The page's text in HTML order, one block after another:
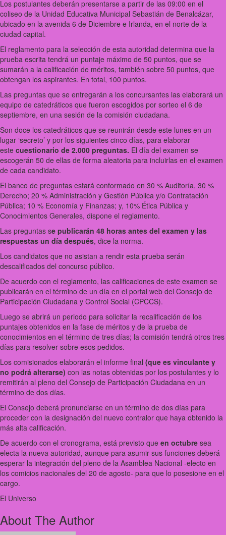
Los postulantes deberán presentarse a partir de las 09:00 en el
coliseo de la Unidad Educativa Municipal Sebastián de Benalcázar,
ubicado en la avenida 6 de Diciembre e Irlanda, en el norte de la
ciudad capital.
El reglamento para la selección de esta autoridad determina que la
prueba escrita tendrá un puntaje máximo de 50 puntos, que se
sumarán a la calificación de méritos, también sobre 50 puntos, que
obtengan los aspirantes. En total, 100 puntos.
Las preguntas que se entregarán a los concursantes las elaborará un
equipo de catedráticos que fueron escogidos por sorteo el 6 de
septiembre, en una sesión de la comisión ciudadana.
Son doce los catedráticos que se reunirán desde este lunes en un
lugar ‘secreto’ y por los siguientes cinco días, para elaborar
este cuestionario de 2.000 preguntas. El día del examen se
escogerán 50 de ellas de forma aleatoria para incluirlas en el examen
de cada candidato.
El banco de preguntas estará conformado en 30 % Auditoría, 30 %
Derecho; 20 % Administración y Gestión Pública y/o Contratación
Pública; 10 % Economía y Finanzas; y, 10% Ética Pública y
Conocimientos Generales, dispone el reglamento.
Las preguntas se publicarán 48 horas antes del examen y las
respuestas un día después, dice la norma.
Los candidatos que no asistan a rendir esta prueba serán
descalificados del concurso público.
De acuerdo con el reglamento, las calificaciones de este examen se
publicarán en el término de un día en el portal web del Consejo de
Participación Ciudadana y Control Social (CPCCS).
Luego se abrirá un periodo para solicitar la recalificación de los
puntajes obtenidos en la fase de méritos y de la prueba de
conocimientos en el término de tres días; la comisión tendrá otros tres
días para resolver sobre esos pedidos.
Los comisionados elaborarán el informe final (que es vinculante y
no podrá alterarse) con las notas obtenidas por los postulantes y lo
remitirán al pleno del Consejo de Participación Ciudadana en un
término de dos días.
El Consejo deberá pronunciarse en un término de dos días para
proceder con la designación del nuevo contralor que haya obtenido la
más alta calificación.
De acuerdo con el cronograma, está previsto que en octubre sea
electa la nueva autoridad, aunque para asumir sus funciones deberá
esperar la integración del pleno de la Asamblea Nacional -electo en
los comicios nacionales del 20 de agosto- para que lo posesione en el
cargo.
El Universo
About The Author